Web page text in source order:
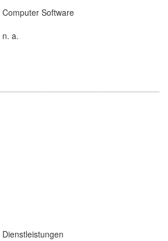
Computer Software
n. a.
Dienstleistungen